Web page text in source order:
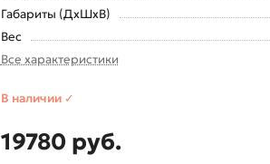
Габариты (ДхШхВ)
Вес
Все характеристики
В наличии ✓
19780 руб.